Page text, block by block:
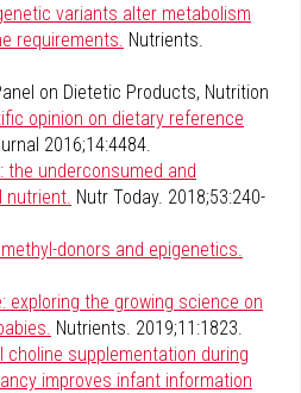
variants alter metabolism
requirements. Nutrients.
on Dietetic Products, Nutrition
opinion on dietary reference
2016;14:4484.
the underconsumed and
Nutr Today. 2018;53:240-
donors and epigenetics.
exploring the growing science on
Nutrients. 2019;11:1823.
choline supplementation during
improves infant information